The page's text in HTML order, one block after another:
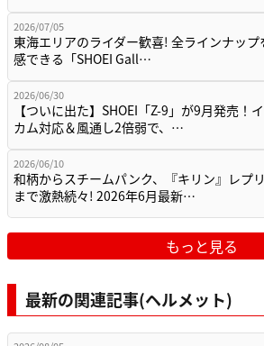
2026/07/05
東海エリアのライダー歓喜! 全ラインナップ
感できる「SHOEI Gall…
2026/06/30
【ついに出た】SHOEI「Z-9」が9月発売！
カム対応＆風通し2倍弱で、…
2026/06/10
和柄からスチームパンク、『キリン』レプ
まで激熱続々! 2026年6月最新…
もっと見る
最新の関連記事(ヘルメット)